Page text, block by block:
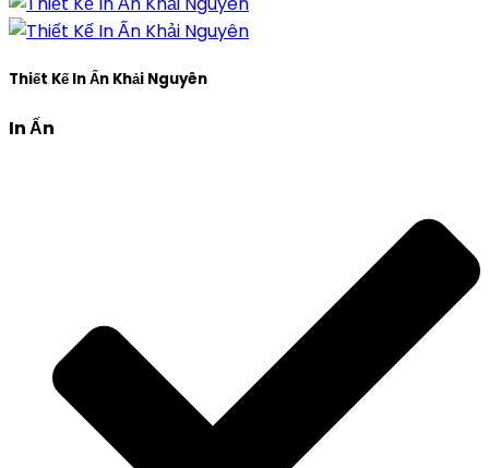
Thiết Kế In Ấn Khải Nguyên
In Ấn